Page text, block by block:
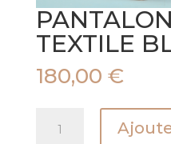
TEXTILE
180,00 €